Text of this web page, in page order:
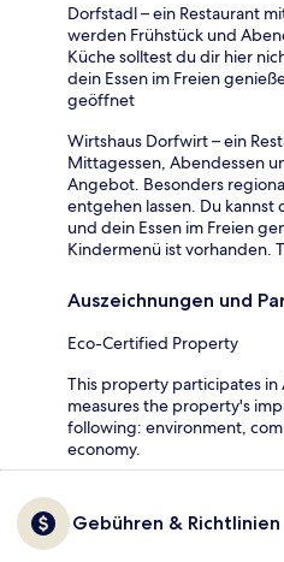
Dorfstadl – ein Restaurant
werden Frühstück und
Küche solltest du dir hier
dein Essen im Freien
geöffnet
Wirtshaus Dorfwirt – ein
Mittagessen, Abendessen
Angebot. Besonders
entgehen lassen. Du kannst
und dein Essen im Freien
Kindermenü ist vorhanden.
Auszeichnungen und
Eco-Certified Property
This property participates in
measures the property's
following: environment,
economy.
Gebühren & Richtlinien